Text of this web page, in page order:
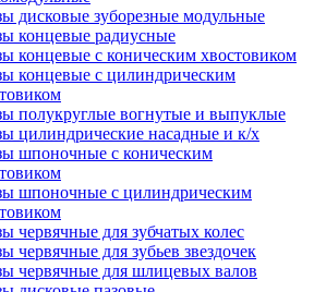
дисковые зуборезные модульные
концевые радиусные
концевые с коническим хвостовиком
концевые с цилиндрическим
полукруглые вогнутые и выпуклые
цилиндрические насадные и к/х
шпоночные с коническим
шпоночные с цилиндрическим
червячные для зубчатых колес
червячные для зубьев звездочек
червячные для шлицевых валов